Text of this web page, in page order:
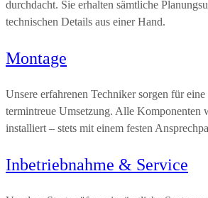
durchdacht. Sie erhalten sämtliche
technischen Details aus einer Hand.
Montage
Unsere erfahrenen Techniker sorgen für
termintreue Umsetzung. Alle Komponenten
installiert – stets mit einem festen
Inbetriebnahme & Service